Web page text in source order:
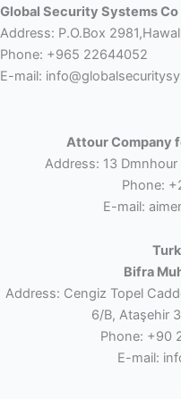
Global Security Systems Co
Address: P.O.Box
Phone: +965 22644052
E-mail:
Attour Company
Address: 13 Dmnhour
Phone:
E-mail:
Bifra
Address: Cengiz Topel
6/B, Ataşehir
Phone: +90
E-mail: